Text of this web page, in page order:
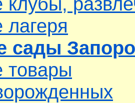
лагеря
сады
товары